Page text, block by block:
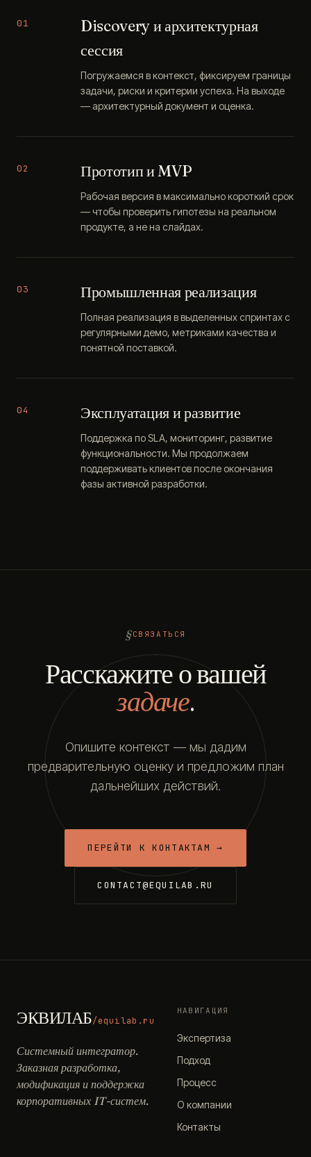
01
Discovery и архитектурная
сессия
Погружаемся в контекст, фиксируем границы
задачи, риски и критерии успеха. На выходе
— архитектурный документ и оценка.
02 Прототип и MVP
Рабочая версия в максимально короткий срок
— чтобы проверить гипотезы на реальном
продукте, а не на слайдах.
03 Промышленная реализация
Полная реализация в выделенных спринтах с
регулярными демо, метриками качества и
понятной поставкой.
04 Эксплуатация и развитие
Поддержка по SLA, мониторинг, развитие
функциональности. Мы продолжаем
поддерживать клиентов после окончания
фазы активной разработки.
СВЯЗАТЬСЯ
Расскажите о вашей
задаче.
Опишите контекст — мы дадим
предварительную оценку и предложим план
дальнейших действий.
ПЕРЕЙТИ К КОНТАКТАМ →
CONTACT@EQUILAB.RU
ЭКВИЛАБ/equilab.ru
Системный интегратор.
Заказная разработка,
модификация и поддержка
корпоративных IT-систем.
НАВИГАЦИЯ
Экспертиза
Подход
Процесс
О компании
Контакты